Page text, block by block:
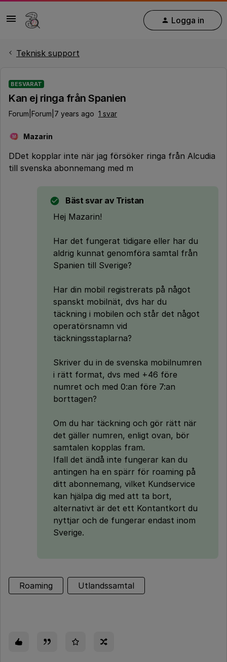
Logga in
Teknisk support
BESVARAT
Kan ej ringa från Spanien
Forum|Forum|7 years ago 1 svar
M Mazarin
DDet kopplar inte när jag försöker ringa från Alcudia
till svenska abonnemang med m
Bäst svar av Tristan
Hej Mazarin!
Har det fungerat tidigare eller har du
aldrig kunnat genomföra samtal från
Spanien till Sverige?
Har din mobil registrerats på något
spanskt mobilnät, dvs har du
täckning i mobilen och står det något
operatörsnamn vid
täckningsstaplarna?
Skriver du in de svenska mobilnumren
i rätt format, dvs med +46 före
numret och med 0:an före 7:an
borttagen?
Om du har täckning och gör rätt när
det gäller numren, enligt ovan, bör
samtalen kopplas fram.
Ifall det ändå inte fungerar kan du
antingen ha en spärr för roaming på
ditt abonnemang, vilket Kundservice
kan hjälpa dig med att ta bort,
alternativt är det ett Kontantkort du
nyttjar och de fungerar endast inom
Sverige.
Roaming Utlandssamtal